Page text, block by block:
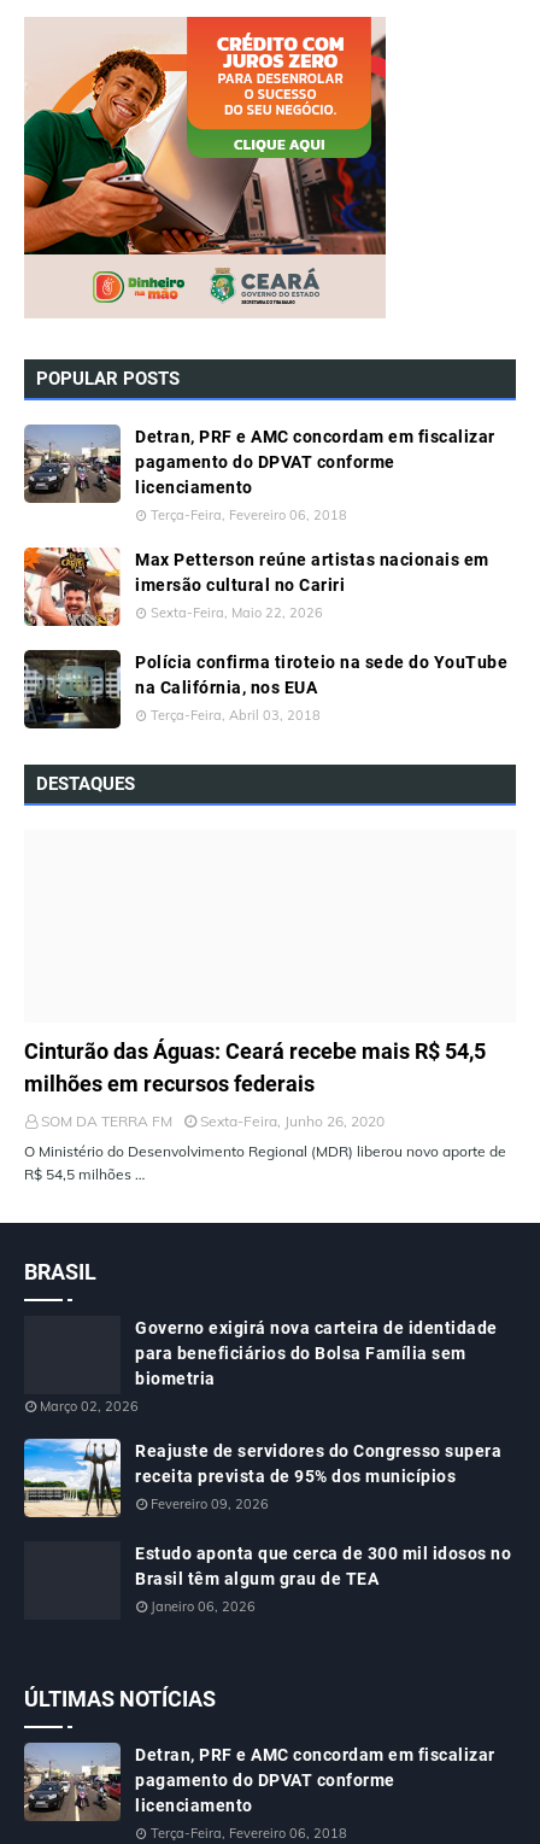
POPULAR POSTS
Detran, PRF e AMC concordam em fiscalizar
pagamento do DPVAT conforme
licenciamento
Terça-Feira, Fevereiro 06, 2018
Max Petterson reúne artistas nacionais em
imersão cultural no Cariri
Sexta-Feira, Maio 22, 2026
Polícia confirma tiroteio na sede do YouTube
na Califórnia, nos EUA
Terça-Feira, Abril 03, 2018
DESTAQUES
ÚLTIMAS NOTÍCIAS
Cinturão das Águas: Ceará recebe mais R$ 54,5
milhões em recursos federais
SOM DA TERRA FM
Sexta-Feira, Junho 26, 2020
O Ministério do Desenvolvimento Regional (MDR) liberou novo aporte de
R$ 54,5 milhões …
BRASIL
Governo exigirá nova carteira de identidade
para beneficiários do Bolsa Família sem
biometria
Março 02, 2026
Reajuste de servidores do Congresso supera
receita prevista de 95% dos municípios
Fevereiro 09, 2026
Estudo aponta que cerca de 300 mil idosos no
Brasil têm algum grau de TEA
Janeiro 06, 2026
ÚLTIMAS NOTÍCIAS
Detran, PRF e AMC concordam em fiscalizar
pagamento do DPVAT conforme
licenciamento
Terça-Feira, Fevereiro 06, 2018